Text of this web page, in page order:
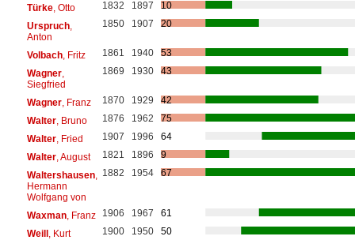
Türke, Otto 1832 1897
10
Urspruch,
Anton
1850 1907 20
Volbach, Fritz 1861 1940
53
Wagner,
Siegfried
1869 1930 43
Wagner, Franz 1870 1929
42
Walter, Bruno 1876 1962
75
Walter, Fried 1907 1996
64
Walter, August 1821 1896
9
Waltershausen,
Hermann
Wolfgang von
1882 1954 67
Waxman, Franz 1906 1967
61
Weill, Kurt 1900 1950
50